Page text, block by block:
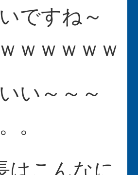
ですね～
ｗｗｗｗｗ
い～～～
。
はこんなに